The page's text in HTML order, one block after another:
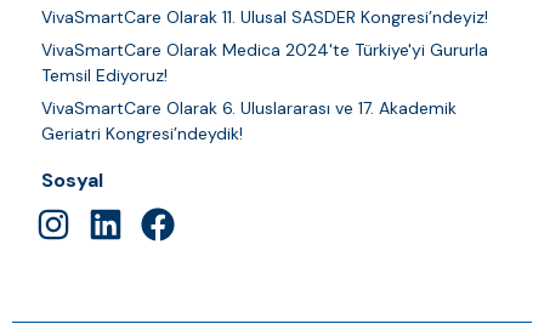
VivaSmartCare Olarak 11. Ulusal SASDER Kongresi’ndeyiz!
VivaSmartCare Olarak Medica 2024'te Türkiye'yi Gururla
Temsil Ediyoruz!
VivaSmartCare Olarak 6. Uluslararası ve 17. Akademik
Geriatri Kongresi’ndeydik!
Sosyal